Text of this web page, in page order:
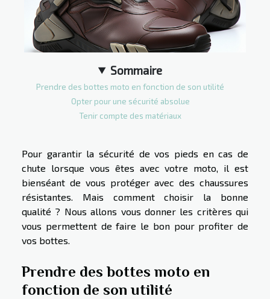
Sommaire
Prendre des bottes moto en fonction de son utilité
Opter pour une sécurité absolue
Tenir compte des matériaux
Pour garantir la sécurité de vos pieds en cas de
chute lorsque vous êtes avec votre moto, il est
bienséant de vous protéger avec des chaussures
résistantes. Mais comment choisir la bonne
qualité ? Nous allons vous donner les critères qui
vous permettent de faire le bon pour profiter de
vos bottes.
Prendre des bottes moto en
fonction de son utilité